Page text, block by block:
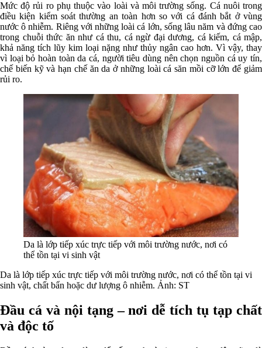
Mức độ rủi ro phụ thuộc vào loài và môi trường sống. Cá nuôi trong
điều kiện kiểm soát thường an toàn hơn so với cá đánh bắt ở vùng
nước ô nhiễm. Riêng với những loài cá lớn, sống lâu năm và đứng cao
trong chuỗi thức ăn như cá thu, cá ngừ đại dương, cá kiếm, cá mập,
khả năng tích lũy kim loại nặng như thủy ngân cao hơn. Vì vậy, thay
vì loại bỏ hoàn toàn da cá, người tiêu dùng nên chọn nguồn cá uy tín,
chế biến kỹ và hạn chế ăn da ở những loài cá săn mồi cỡ lớn để giảm
rủi ro.
Da là lớp tiếp xúc trực tiếp với môi trường nước, nơi có
thể tồn tại vi sinh vật
Da là lớp tiếp xúc trực tiếp với môi trường nước, nơi có thể tồn tại vi
sinh vật, chất bẩn hoặc dư lượng ô nhiễm. Ảnh: ST
Đầu cá và nội tạng – nơi dễ tích tụ tạp chất
và độc tố